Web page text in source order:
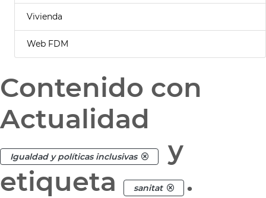
Vivienda
Web FDM
Contenido con
Actualidad
Igualdad y políticas inclusivas
y
etiqueta
sanitat .